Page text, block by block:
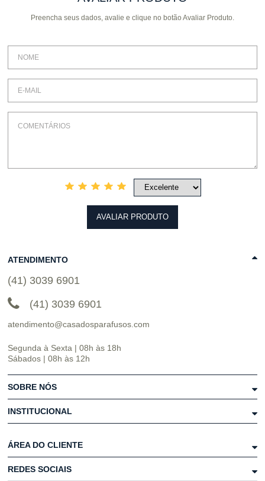
COMPRAR COMPRAR
Preencha seus dados, avalie e clique no botão Avaliar Produto.
AVALIAR PRODUTO
ATENDIMENTO
(41) 3039 6901
(41) 3039 6901
atendimento@casadosparafusos.com
Segunda à Sexta | 08h às 18h
Sábados | 08h às 12h
SOBRE NÓS
INSTITUCIONAL
ÁREA DO CLIENTE
REDES SOCIAIS